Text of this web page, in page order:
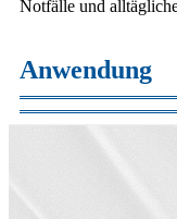
Notfälle und
Anwendung